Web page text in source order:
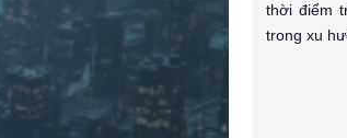
thời điểm
trong xu